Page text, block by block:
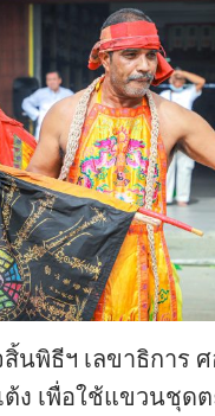
นพิธีฯ เลขาธิการ
ต้ง เพื่อใช้แขวนชุด